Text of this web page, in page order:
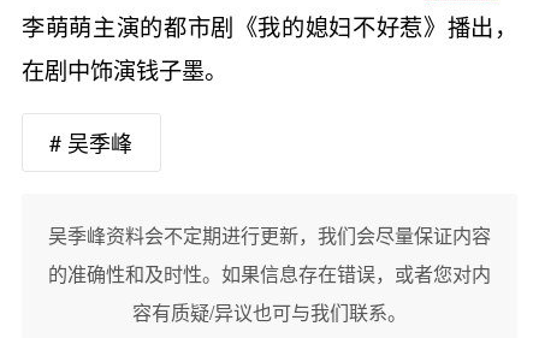
李萌萌主演的都市剧《我的媳妇不好惹》播出，
在剧中饰演钱子墨。
# 吴季峰
吴季峰资料会不定期进行更新，我们会尽量保证内容
的准确性和及时性。如果信息存在错误，或者您对内
容有质疑/异议也可与我们联系。